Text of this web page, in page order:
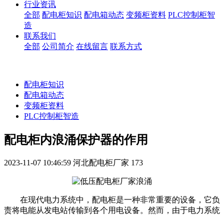
行业资讯
全部 配电柜知识 配电箱动态 变频柜资料 PLC控制柜智
造
联系我们
全部 公司简介 在线留言 联系方式
配电柜知识
配电箱动态
变频柜资料
PLC控制柜智造
配电柜内浪涌保护器的作用
2023-11-07 10:46:59 河北配电柜厂家 173
在现代电力系统中，配电柜是一种非常重要的设备，它负
责将电能从发电站传输到各个用电设备。然而，由于电力系统